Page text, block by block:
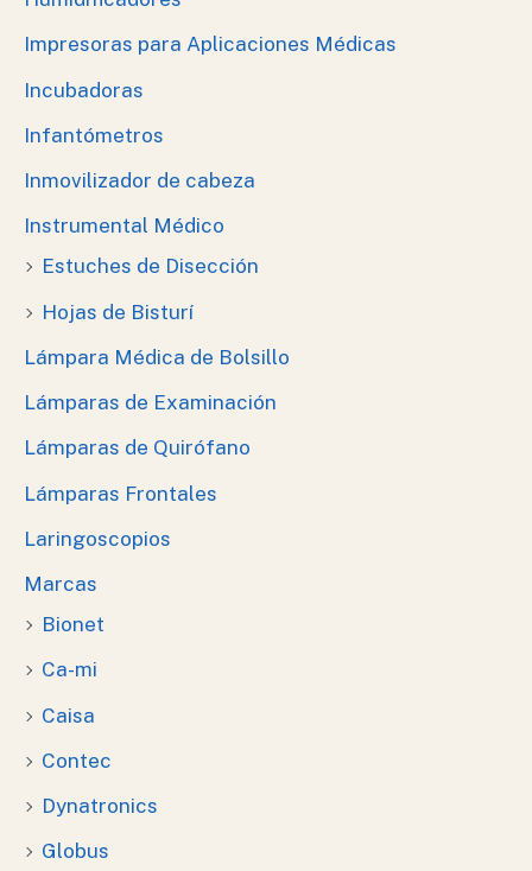
Impresoras para Aplicaciones Médicas
Incubadoras
Infantómetros
Inmovilizador de cabeza
Instrumental Médico
Estuches de Disección
Hojas de Bisturí
Lámpara Médica de Bolsillo
Lámparas de Examinación
Lámparas de Quirófano
Lámparas Frontales
Laringoscopios
Marcas
Bionet
Ca-mi
Caisa
Contec
Dynatronics
Globus